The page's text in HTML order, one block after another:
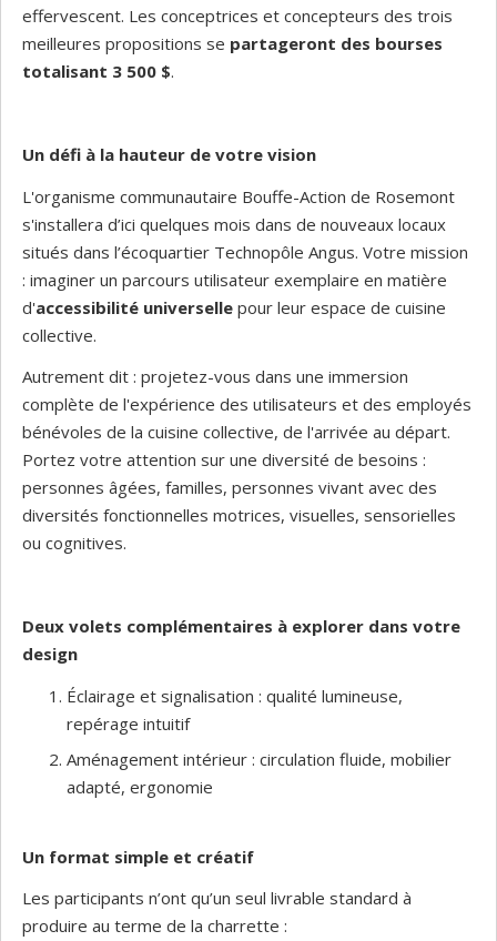
effervescent. Les conceptrices et concepteurs des trois
meilleures propositions se partageront des bourses
totalisant 3 500 $.
Un défi à la hauteur de votre vision
L'organisme communautaire Bouffe-Action de Rosemont
s'installera d’ici quelques mois dans de nouveaux locaux
situés dans l’écoquartier Technopôle Angus. Votre mission
: imaginer un parcours utilisateur exemplaire en matière
d'accessibilité universelle pour leur espace de cuisine
collective.
Autrement dit : projetez-vous dans une immersion
complète de l'expérience des utilisateurs et des employés
bénévoles de la cuisine collective, de l'arrivée au départ.
Portez votre attention sur une diversité de besoins :
personnes âgées, familles, personnes vivant avec des
diversités fonctionnelles motrices, visuelles, sensorielles
ou cognitives.
Deux volets complémentaires à explorer dans votre
design
Éclairage et signalisation : qualité lumineuse,
repérage intuitif
Aménagement intérieur : circulation fluide, mobilier
adapté, ergonomie
Un format simple et créatif
Les participants n’ont qu’un seul livrable standard à
produire au terme de la charrette :